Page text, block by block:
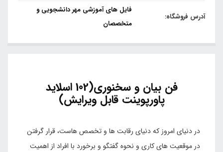
آدرس فروشگاه:
فایل های آموزشی مهر دانشجویی و
متخصصان
فن بیان و سخنوری(102 اسلاید
پاورپوینت قابل ویرایش)
در دنیای امروز که دنیای رقابت ها و تخصص هاست، قرار گرفتن
در موقعیت های کاری و نحوه گفتگو و برخورد با افراد از اهمیت